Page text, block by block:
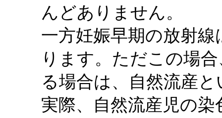
んどありません。
一方妊娠早期の放射
ります。ただこの場
る場合は、自然流産
実際、自然流産児の